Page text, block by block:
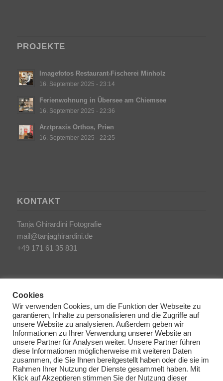
PROJEKTE
Imagefotos Restaurant-Fischerei Minholz
16. September 2025 - 23:14
Ferienwohnung in Übersee am Chiemsee
16. September 2025 - 22:36
Arztpraxis Orthos, Prien
16. September 2025 - 22:25
KONTAKT
Tanja Ghirardini Fotografie
mail@tanjaghirardini.de
+49 171 61 35 831
SONSTIGES
AGB/Impressum
Haftungsausschluss
Datenschutzerklärung
Cookies
Wir verwenden Cookies, um die Funktion der Webseite zu
garantieren, Inhalte zu personalisieren und die Zugriffe auf
unsere Website zu analysieren. Außerdem geben wir
Informationen zu Ihrer Verwendung unserer Website an
unsere Partner für Analysen weiter. Unsere Partner führen
diese Informationen möglicherweise mit weiteren Daten
zusammen, die Sie Ihnen bereitgestellt haben oder die sie im
Rahmen Ihrer Nutzung der Dienste gesammelt haben. Mit
Klick auf Akzeptieren stimmen Sie der Nutzung dieser